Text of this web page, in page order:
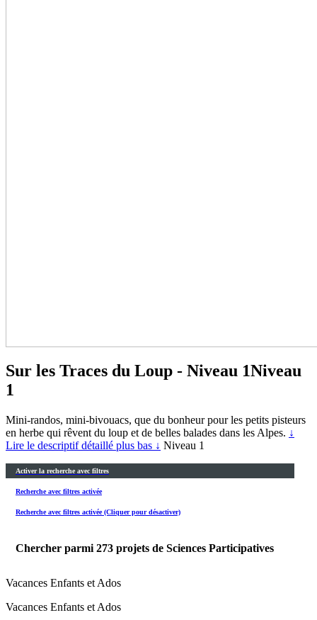
Sur les Traces du Loup - Niveau 1Niveau
1
Mini-randos, mini-bivouacs, que du bonheur pour les petits pisteurs
en herbe qui rêvent du loup et de belles balades dans les Alpes. ↓
Lire le descriptif détaillé plus bas ↓ Niveau 1
Activer la recherche avec filtres
Recherche avec filtres activée
Recherche avec filtres activée (Cliquer pour désactiver)
Chercher parmi 273 projets de Sciences Participatives
Vacances Enfants et Ados
Vacances Enfants et Ados